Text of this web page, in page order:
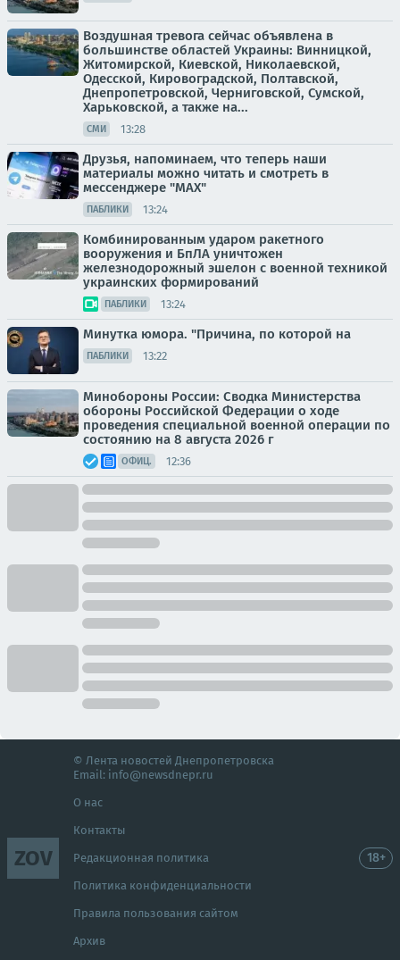
Воздушная тревога сейчас объявлена в
большинстве областей Украины: Винницкой,
Житомирской, Киевской, Николаевской,
Одесской, Кировоградской, Полтавской,
Днепропетровской, Черниговской, Сумской,
Харьковской, а также на...
СМИ 13:28
Друзья, напоминаем, что теперь наши
материалы можно читать и смотреть в
мессенджере "МАХ"
ПАБЛИКИ 13:24
Комбинированным ударом ракетного
вооружения и БпЛА уничтожен
железнодорожный эшелон с военной техникой
украинских формирований
ПАБЛИКИ 13:24
Минутка юмора. "Причина, по которой на
ПАБЛИКИ 13:22
Минобороны России: Сводка Министерства
обороны Российской Федерации о ходе
проведения специальной военной операции по
состоянию на 8 августа 2026 г
ОФИЦ. 12:36
ZOV
© Лента новостей Днепропетровска
Email: info@newsdnepr.ru
О нас
Контакты
Редакционная политика
Политика конфиденциальности
Правила пользования сайтом
Архив
18+